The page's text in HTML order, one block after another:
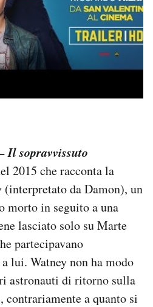
Il sopravvissuto
2015 che racconta la
da Damon), un
morto in seguito a una
lasciato solo su Marte
partecipavano
lui. Watney non ha modo
astronauti di ritorno sulla
contrariamente a quanto si